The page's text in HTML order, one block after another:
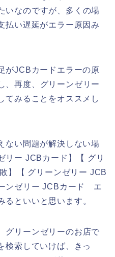
いなのですが、多くの場
払い遅延がエラー原因み
がJCBカードエラーの原
、再度、グリーンゼリー
てみることをオススメし
ない問題が解決しない場
リー JCBカード】【 グリ
】【 グリーンゼリー JCB
ンゼリー JCBカード エ
るといいと思います。
グリーンゼリーのお店で
検索していけば、きっ